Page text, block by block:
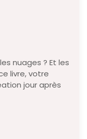
nuages ? Et les
livre, votre
jour après